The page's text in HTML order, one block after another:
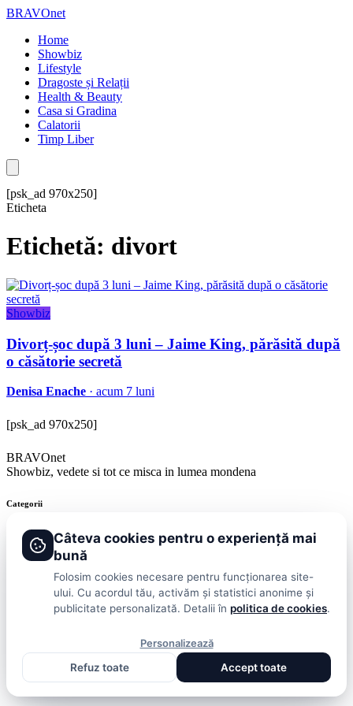
BRAVOnet
Home
Showbiz
Lifestyle
Dragoste și Relații
Health & Beauty
Casa si Gradina
Calatorii
Timp Liber
[psk_ad 970x250]
Eticheta
Etichetă: divort
Showbiz
Divorț-șoc după 3 luni – Jaime King, părăsită după
o căsătorie secretă
Denisa Enache · acum 7 luni
[psk_ad 970x250]
BRAVOnet
Showbiz, vedete si tot ce misca in lumea mondena
Categorii
StiriShowbizPublicitateLifestyleHealth & BeautyCasa si Gradina
PublicitatePolitica De ConfidentialitateHomeTermeni și
Câteva cookies pentru o experiență mai
bună
Folosim cookies necesare pentru funcționarea site-
ului. Cu acordul tău, activăm și statistici anonime și
publicitate personalizată. Detalii în politica de cookies.
Personalizează
Refuz toate
Accept toate